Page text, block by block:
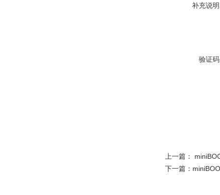
补充说
验证
上一篇：
下一篇：